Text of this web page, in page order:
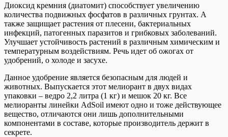
Диоксид кремния (диатомит) способствует увеличению
количества подвижных фосфатов в различных грунтах. А
также защищает растения от плесени, бактериальных
инфекций, патогенных паразитов и грибковых заболеваний.
Улучшает устойчивость растений в различным химическим и
температурным воздействиям. Речь идет об ожогах от
удобрений, о холоде и засухе.
Данное удобрение является безопасным для людей и
животных. Выпускается этот мелиорант в двух видах
упаковки – ведро 2,2 литра (1 кг) и мешок 20 кг. Все
мелиоранты линейки AdSoil имеют одно и тоже действующее
вещество, отличаются они лишь дополнительными
компонентами в составе, которые производитель держит в
секрете.